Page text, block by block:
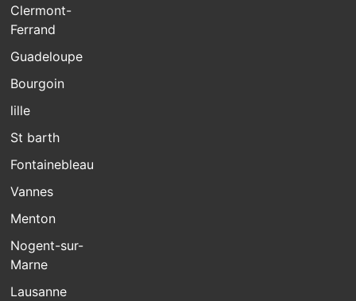
Clermont-
Ferrand
Guadeloupe
Bourgoin
lille
St barth
Fontainebleau
Vannes
Menton
Nogent-sur-
Marne
Lausanne